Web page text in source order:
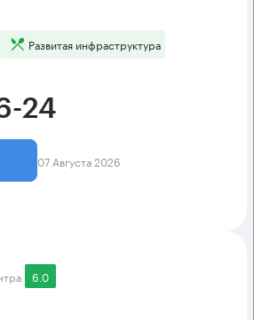
Развитая инфраструктура
24
07 Августа 2026
6.0